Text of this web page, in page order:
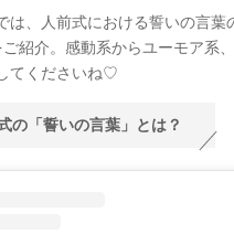
は、人前式における誓いの言
紹介。感動系からユーモア系
てくださいね♡
の「誓いの言葉」とは？